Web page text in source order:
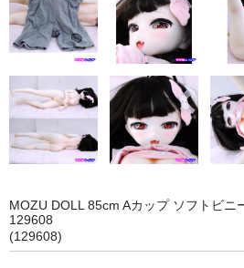
Lexenjoy
Qita Doll
POdoll
CRYSTAL DOLL
MOZU DOLL 85cm Aカップ ソフトビ
129608
(129608)